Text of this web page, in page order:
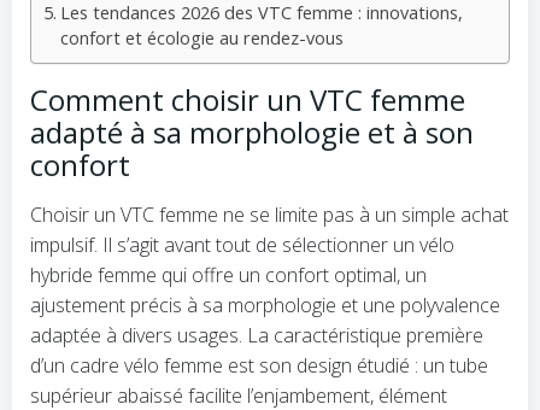
Les tendances 2026 des VTC femme : innovations,
confort et écologie au rendez-vous
Comment choisir un VTC femme
adapté à sa morphologie et à son
confort
Choisir un VTC femme ne se limite pas à un simple achat
impulsif. Il s’agit avant tout de sélectionner un vélo
hybride femme qui offre un confort optimal, un
ajustement précis à sa morphologie et une polyvalence
adaptée à divers usages. La caractéristique première
d’un cadre vélo femme est son design étudié : un tube
supérieur abaissé facilite l’enjambement, élément